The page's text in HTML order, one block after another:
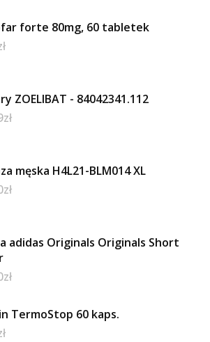
forte 80mg, 60 tabletek
ZOELIBAT - 84042341.112
zł
męska H4L21-BLM014 XL
zł
adidas Originals Originals Short
zł
TermoStop 60 kaps.